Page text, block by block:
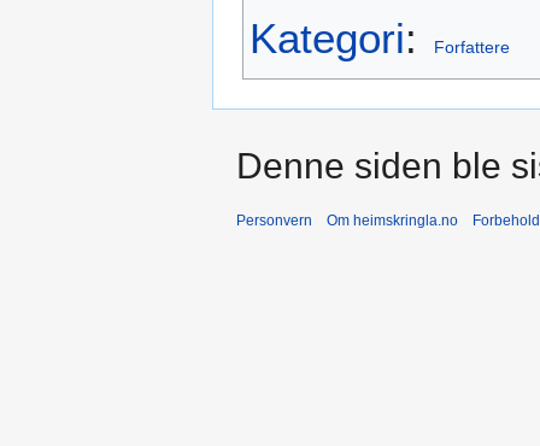
Kategori: Forfattere
Denne siden ble
Personvern Om heimskringla.no Forbehold